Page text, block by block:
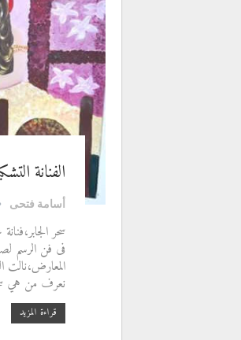
الفنانة
أسامة فتحى
سحر
نعرف من هي
قراءة المزيد